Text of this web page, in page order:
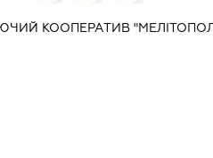
КООПЕРАТИВ